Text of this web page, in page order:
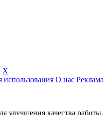
X
использования О нас Реклама
улучшения качества работы.